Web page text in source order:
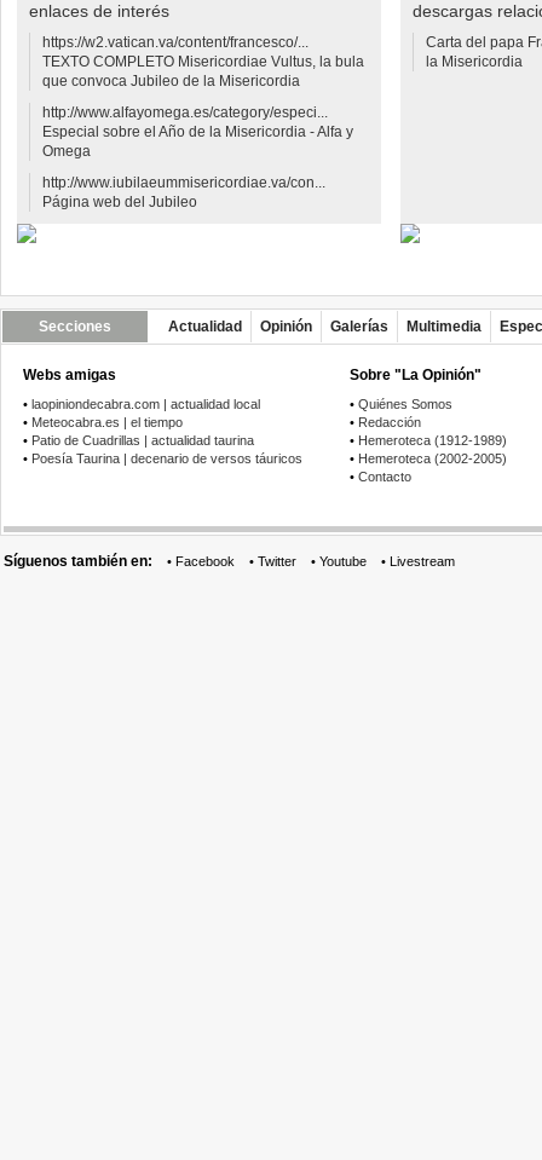
enlaces de interés
https://w2.vatican.va/content/francesco/...
TEXTO COMPLETO Misericordiae Vultus, la bula
que convoca Jubileo de la Misericordia
http://www.alfayomega.es/category/especi...
Especial sobre el Año de la Misericordia - Alfa y
Omega
http://www.iubilaeummisericordiae.va/con...
Página web del Jubileo
descargas
Carta del papa
la Misericordia
Secciones Actualidad Opinión Galerías Multimedia
Webs amigas
• laopiniondecabra.com | actualidad local
• Meteocabra.es | el tiempo
• Patio de Cuadrillas | actualidad taurina
• Poesía Taurina | decenario de versos táuricos
Sobre "La Opinión"
• Quiénes Somos
• Redacción
• Hemeroteca (1912-1989)
• Hemeroteca (2002-2005)
• Contacto
Síguenos también en: • Facebook • Twitter • Youtube • Livestream